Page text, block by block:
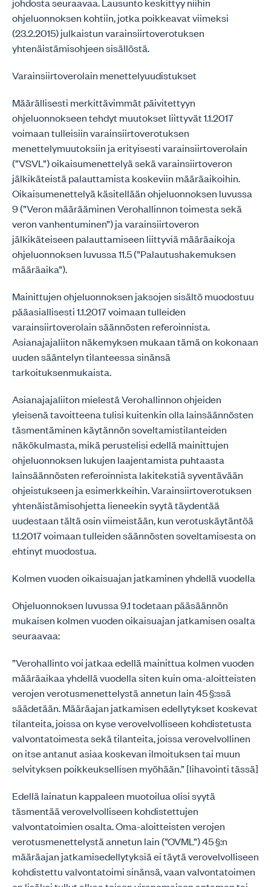
ohjeluonnoksen kohtiin, jotka poikkeavat viimeksi
(23.2.2015) julkaistun varainsiirtoverotuksen
yhtenäistämisohjeen sisällöstä.
Varainsiirtoverolain menettelyuudistukset
Määrällisesti merkittävimmät päivitettyyn
ohjeluonnokseen tehdyt muutokset liittyvät 1.1.2017
voimaan tulleisiin varainsiirtoverotuksen
menettelymuutoksiin ja erityisesti varainsiirtoverolain
(”VSVL”) oikaisumenettelyä sekä varainsiirtoveron
jälkikäteistä palauttamista koskeviin määräaikoihin.
Oikaisumenettelyä käsitellään ohjeluonnoksen luvussa
9 (”Veron määrääminen Verohallinnon toimesta sekä
veron vanhentuminen”) ja varainsiirtoveron
jälkikäteiseen palauttamiseen liittyviä määräaikoja
ohjeluonnoksen luvussa 11.5 (”Palautushakemuksen
määräaika”).
Mainittujen ohjeluonnoksen jaksojen sisältö muodostuu
pääasiallisesti 1.1.2017 voimaan tulleiden
varainsiirtoverolain säännösten referoinnista.
Asianajajaliiton näkemyksen mukaan tämä on kokonaan
uuden sääntelyn tilanteessa sinänsä
tarkoituksenmukaista.
Asianajajaliiton mielestä Verohallinnon ohjeiden
yleisenä tavoitteena tulisi kuitenkin olla lainsäännösten
täsmentäminen käytännön soveltamistilanteiden
näkökulmasta, mikä perustelisi edellä mainittujen
ohjeluonnoksen lukujen laajentamista puhtaasta
lainsäännösten referoinnista lakitekstiä syventävään
ohjeistukseen ja esimerkkeihin. Varainsiirtoverotuksen
yhtenäistämisohjetta lieneekin syytä täydentää
uudestaan tältä osin viimeistään, kun verotuskäytäntöä
1.1.2017 voimaan tulleiden säännösten soveltamisesta on
ehtinyt muodostua.
Kolmen vuoden oikaisuajan jatkaminen yhdellä vuodella
Ohjeluonnoksen luvussa 9.1 todetaan pääsäännön
mukaisen kolmen vuoden oikaisuajan jatkamisen osalta
seuraavaa:
”Verohallinto voi jatkaa edellä mainittua kolmen vuoden
määräaikaa yhdellä vuodella siten kuin oma-aloitteisten
verojen verotusmenettelystä annetun lain 45 §:ssä
säädetään. Määräajan jatkamisen edellytykset koskevat
tilanteita, joissa on kyse verovelvolliseen kohdistetusta
valvontatoimesta sekä tilanteita, joissa verovelvollinen
on itse antanut asiaa koskevan ilmoituksen tai muun
selvityksen poikkeuksellisen myöhään.” [lihavointi tässä]
Edellä lainatun kappaleen muotoilua olisi syytä
täsmentää verovelvolliseen kohdistettujen
valvontatoimien osalta. Oma-aloitteisten verojen
verotusmenettelystä annetun lain (”OVML”) 45 §:n
määräajan jatkamisedellytyksiä ei täytä verovelvolliseen
kohdistettu valvontatoimi sinänsä, vaan valvontatoimen